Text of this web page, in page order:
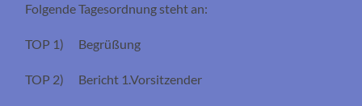
Folgende Tagesordnung steht an:
TOP 1) Begrüßung
TOP 2) Bericht 1.Vorsitzender